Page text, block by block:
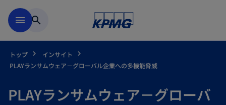
menu search
トップ
インサイト
PLAYランサムウェア－グローバル企業への多機能脅威
PLAYランサムウェア－グローバ